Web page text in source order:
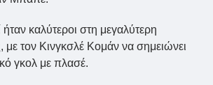
καλύτεροι στη μεγαλύτερη
με τον Κινγκσλέ Κομάν να σημειώνει
γκολ με πλασέ.